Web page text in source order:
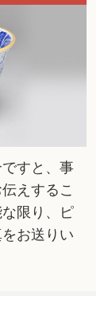
すと、事
えするこ
限り、ピ
お送りい